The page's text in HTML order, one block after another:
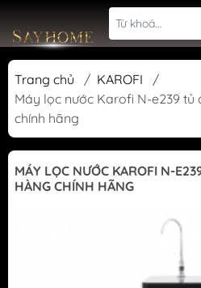
Trang chủ / KAROFI
/
Máy lọc nước Karofi N-e239 tủ
chính hãng
MÁY LỌC NƯỚC KAROFI N-
HÀNG CHÍNH HÃNG